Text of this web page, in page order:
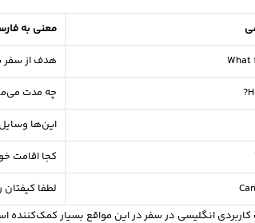
معنی به
What
هدف از
چه مدت
این‌ها
کجا اقامت
لطفا کیفتان
انگلیسی در سفر در این مواقع بسیار کمک‌کننده